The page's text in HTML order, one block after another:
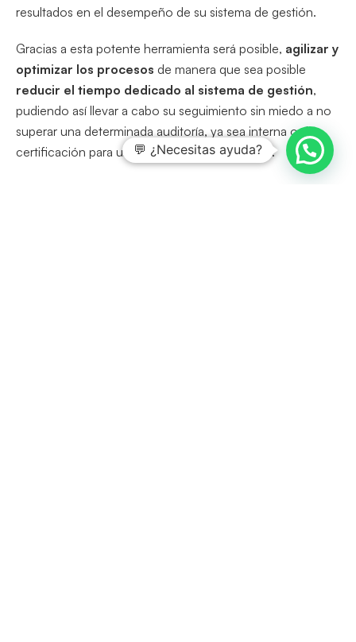
resultados en el desempeño de su sistema de gestión.
Gracias a esta potente herramienta será posible, agilizar y
optimizar los procesos de manera que sea posible
reducir el tiempo dedicado al sistema de gestión,
pudiendo así llevar a cabo su seguimiento sin miedo a no
superar una determinada auditoría, ya sea interna o de
certificación para una determinada norma ISO.
💬 ¿Necesitas ayuda?